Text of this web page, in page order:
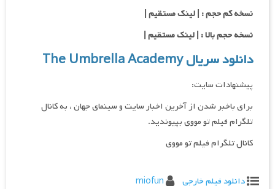
نسخه کم حجم : | لینک مستقیم |
نسخه حجم بالا : | لینک مستقیم |
دانلود سریال The Umbrella Academy
پیشنهادات سایت:
برای باخبر شدن از آخرین اخبار سایت و سینمای جهان ، به کانال
تلگرام فیلم تو مووی بپیوندید.
کانال تلگرام فیلم تو مووی
دانلود فیلم خارجی
miofun